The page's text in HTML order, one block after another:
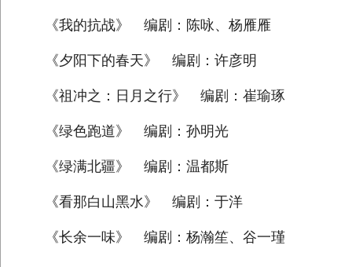
《我的抗战》 编剧：陈咏、杨雁雁
《夕阳下的春天》 编剧：许彦明
《祖冲之：日月之行》 编剧：崔瑜琢
《绿色跑道》 编剧：孙明光
《绿满北疆》 编剧：温都斯
《看那白山黑水》 编剧：于洋
《长余一味》 编剧：杨瀚笙、谷一瑾